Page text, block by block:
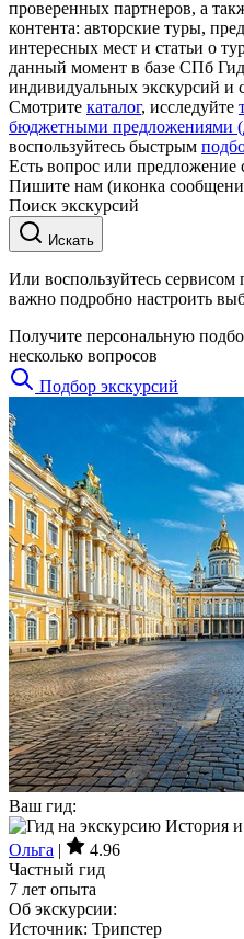
проверенных партнеров, а
контента: авторские туры,
интересных мест и статьи о
данный момент в базе СПб
индивидуальных экскурсий и
Смотрите каталог, исследуйте
бюджетными предложениями
воспользуйтесь быстрым
Есть вопрос или предложение
Пишите нам (иконка
Поиск экскурсий
Искать
Или воспользуйтесь сервисом
важно подробно настроить
Получите персональную
несколько вопросов
Подбор экскурсий
Ваш гид:
Ольга |
4.96
Частный гид
7 лет опыта
Об экскурсии:
Источник: Трипстер